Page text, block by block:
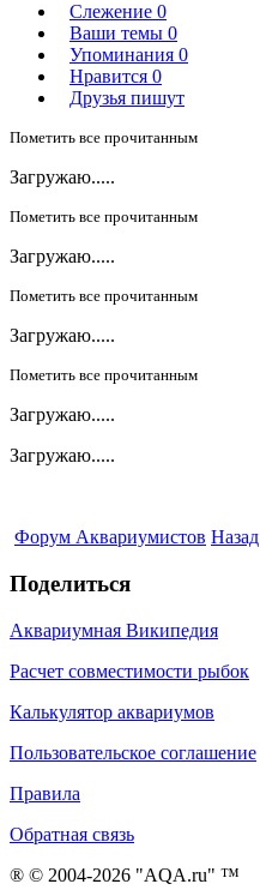
Слежение 0
Ваши темы 0
Упоминания 0
Нравится 0
Друзья пишут
Пометить все прочитанным
Загружаю.....
Пометить все прочитанным
Загружаю.....
Пометить все прочитанным
Загружаю.....
Пометить все прочитанным
Загружаю.....
Загружаю.....
Форум Аквариумистов Назад
Поделиться
Аквариумная Википедия
Расчет совместимости рыбок
Калькулятор аквариумов
Пользовательское соглашение
Правила
Обратная связь
® © 2004-2026 "AQA.ru" ™